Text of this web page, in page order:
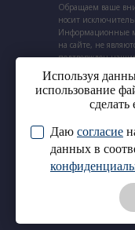
Обращаем ваше
носит
Информационные
на сайте, не
подтвержден
© 2024. ООО
Все права
Cогласие
Политика
Сайт сделан
Используя
использование
сделать
Даю согласие
данных в